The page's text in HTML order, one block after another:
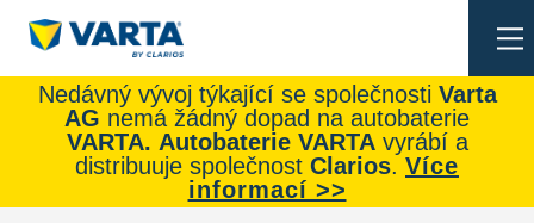
Nedávný vývoj týkající se společnosti Varta
AG nemá žádný dopad na autobaterie
VARTA. Autobaterie VARTAvyrábí a
distribuuje společnost Clarios. Více
informací >>